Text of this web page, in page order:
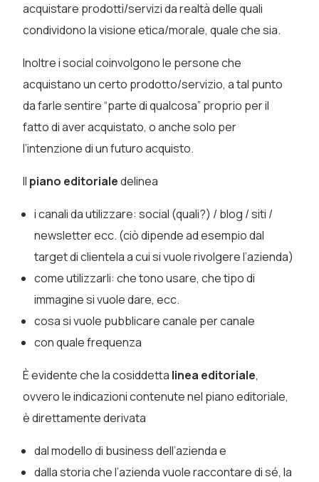
acquistare prodotti/servizi da realtà delle quali
condividono la visione etica/morale, quale che sia.
Inoltre i social coinvolgono le persone che
acquistano un certo prodotto/servizio, a tal punto
da farle sentire “parte di qualcosa” proprio per il
fatto di aver acquistato, o anche solo per
l’intenzione di un futuro acquisto.
Il piano editorialedelinea
i canali da utilizzare:social (quali?) / blog / siti /
newsletter ecc. (ciò dipende ad esempio dal
target di clientela a cui si vuole rivolgere l’azienda)
come utilizzarli: che tono usare, che tipo di
immagine si vuole dare, ecc.
cosa si vuole pubblicare canale per canale
con quale frequenza
È evidente che la cosiddetta linea editoriale,
ovvero le indicazioni contenute nel piano editoriale,
è direttamente derivata
dal modello di business dell’azienda e
dalla storia che l’azienda vuole raccontare di sé, la